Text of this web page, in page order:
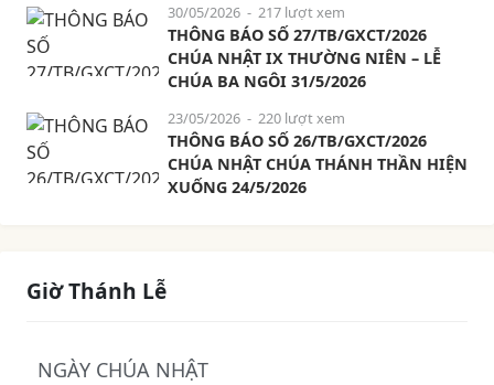
30/05/2026 - 217 lượt xem
THÔNG BÁO SỐ 27/TB/GXCT/2026
CHÚA NHẬT IX THƯỜNG NIÊN – LỄ
CHÚA BA NGÔI 31/5/2026
23/05/2026 - 220 lượt xem
THÔNG BÁO SỐ 26/TB/GXCT/2026
CHÚA NHẬT CHÚA THÁNH THẦN HIỆN
XUỐNG 24/5/2026
Giờ Thánh Lễ
NGÀY CHÚA NHẬT